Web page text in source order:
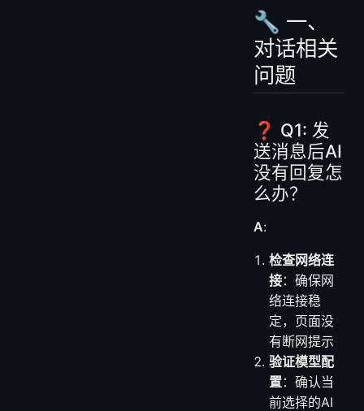
💡 五、性能优化问题
🎯 六、最佳实践建议
🗂️ 会话管理建议
⚙️ 技术使用建议
🔧 一、
对话相关
问题
❓ Q1: 发
送消息后AI
没有回复怎
么办？
A:
检查网络连
接：确保网
络连接稳
定，页面没
有断网提示
验证模型配
置：确认当
前选择的AI